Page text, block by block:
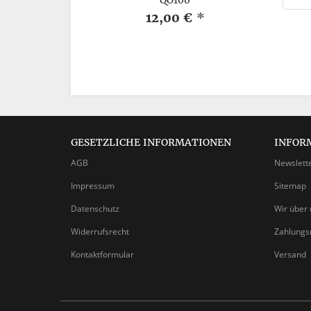
12,00 € *
GESETZLICHE INFORMATIONEN
AGB
Impressum
Datenschutz
Widerrufsrecht
Kontaktformular
Sitemap
Wir über
Versand